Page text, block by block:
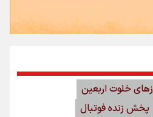
خلوت اربعین
پخش زنده فوتبال